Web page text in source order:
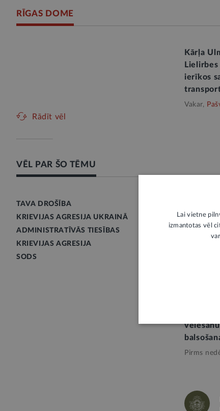
RĪGAS DOME
Kārļa
ierīkos
Vakar,
Rādīt vēl
VĒL PAR ŠO TĒMU
TAVA DROŠĪBA
KRIEVIJAS AGRESIJA UKRAINĀ
ADMINISTRATĪVĀS TIESĪBAS
KRIEVIJAS AGRESIJA
SODS
Pirms
Lai vietne
izmantotas vēl